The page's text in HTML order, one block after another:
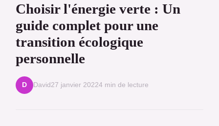
Choisir l'énergie verte : Un
guide complet pour une
transition écologique
personnelle
D David27 janvier 20224 min de lecture